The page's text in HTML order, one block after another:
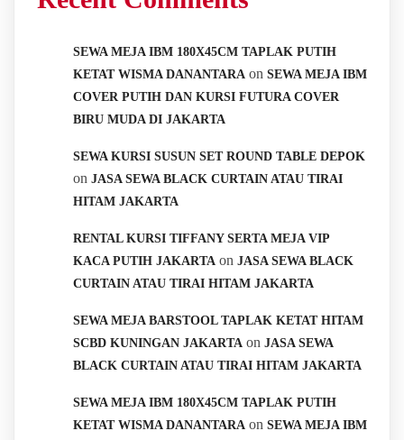
SEWA MEJA IBM 180X45CM TAPLAK PUTIH
KETAT WISMA DANANTARA on SEWA MEJA IBM
COVER PUTIH DAN KURSI FUTURA COVER
BIRU MUDA DI JAKARTA
SEWA KURSI SUSUN SET ROUND TABLE DEPOK
on JASA SEWA BLACK CURTAIN ATAU TIRAI
HITAM JAKARTA
RENTAL KURSI TIFFANY SERTA MEJA VIP
KACA PUTIH JAKARTA on JASA SEWA BLACK
CURTAIN ATAU TIRAI HITAM JAKARTA
SEWA MEJA BARSTOOL TAPLAK KETAT HITAM
SCBD KUNINGAN JAKARTA on JASA SEWA
BLACK CURTAIN ATAU TIRAI HITAM JAKARTA
SEWA MEJA IBM 180X45CM TAPLAK PUTIH
KETAT WISMA DANANTARA on SEWA MEJA IBM